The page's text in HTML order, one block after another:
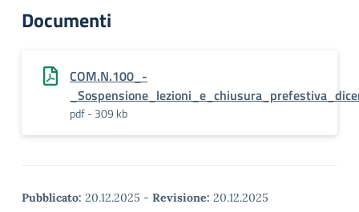
Documenti
COM.N.100_-
pdf - 309 kb
Pubblicato: 20.12.2025 - Revisione: 20.12.2025